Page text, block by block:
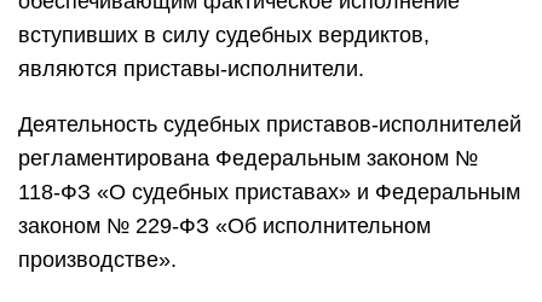
вступивших в силу судебных вердиктов,
являются приставы-исполнители.
Деятельность судебных приставов-исполнителей
регламентирована Федеральным законом №
118-ФЗ «О судебных приставах» и Федеральным
законом № 229-ФЗ «Об исполнительном
производстве».